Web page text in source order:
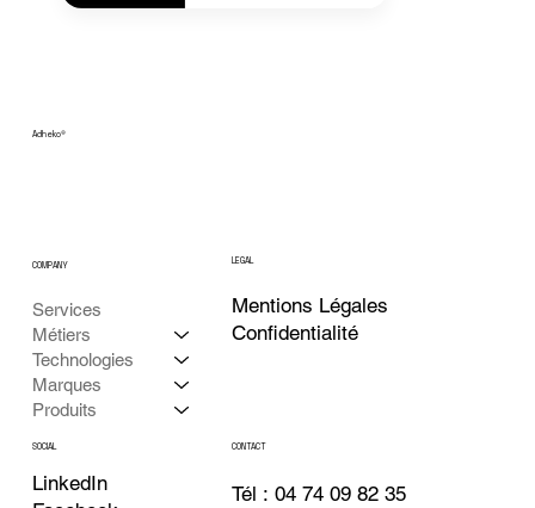
Adheko®
Services
Métiers
Technologies
Marques
Produits
COMPANY LEGAL
Confidentialité
Mentions Légales
SOCIAL
LinkedIn
CONTACT
Tél : 04 74 09 82 35